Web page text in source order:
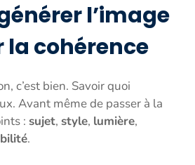
l’image
la cohérence
c’est bien. Savoir quoi
Avant même de passer à la
: sujet, style, lumière,
.